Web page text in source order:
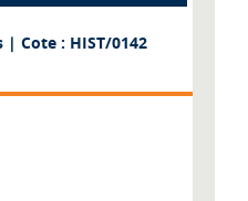
| Cote : HIST/0142